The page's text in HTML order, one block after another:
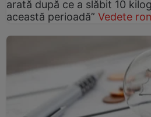
arată după ce a slăbit 10
această perioadă” Vedete